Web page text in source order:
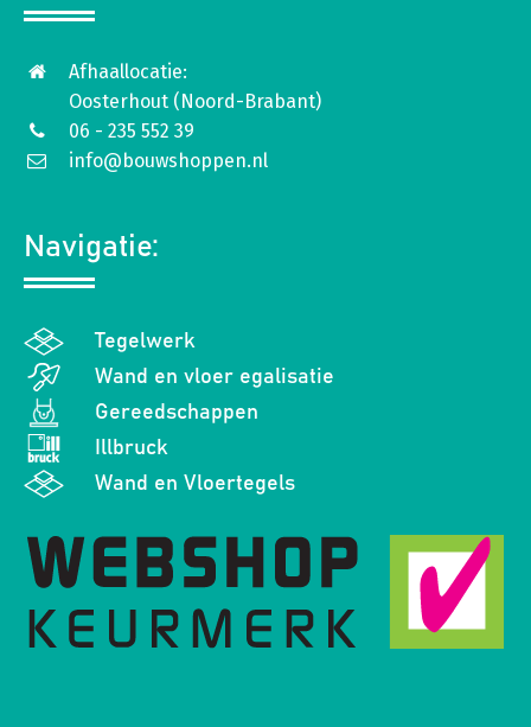
Afhaallocatie:
Oosterhout (Noord-Brabant)
06 - 235 552 39
info@bouwshoppen.nl
Navigatie:
Tegelwerk
Wand en vloer egalisatie
Gereedschappen
Illbruck
Wand en Vloertegels